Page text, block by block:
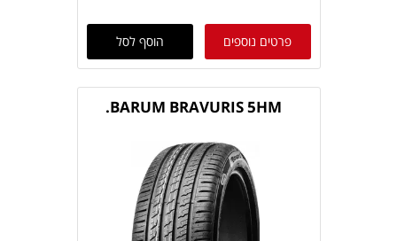
פרטים נוספים הוסף לסל
BARUM BRAVURIS 5HM.